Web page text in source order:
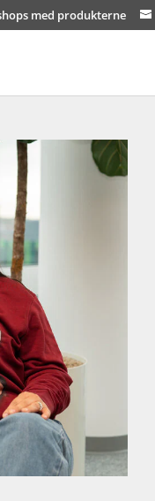
med produkterne